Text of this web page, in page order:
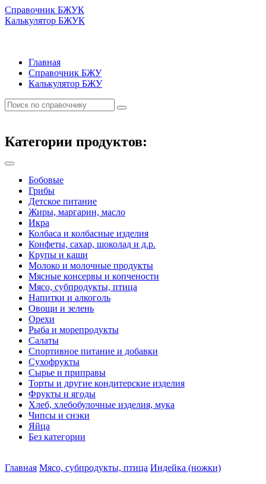
Справочник БЖУК
Калькулятор БЖУК
Главная
Справочник БЖУ
Калькулятор БЖУ
Категории продуктов:
Бобовые
Грибы
Детское питание
Жиры, маргарин, масло
Икра
Колбаса и колбасные изделия
Конфеты, сахар, шоколад и д.р.
Крупы и каши
Молоко и молочные продукты
Мясные консервы и копчености
Мясо, субпродукты, птица
Напитки и алкоголь
Овощи и зелень
Орехи
Рыба и морепродукты
Салаты
Спортивное питание и добавки
Сухофрукты
Сырье и приправы
Торты и другие кондитерские изделия
Фрукты и ягоды
Хлеб, хлебобулочные изделия, мука
Чипсы и снэки
Яйца
Без категории
Главная Мясо, субпродукты, птица Индейка (ножки)